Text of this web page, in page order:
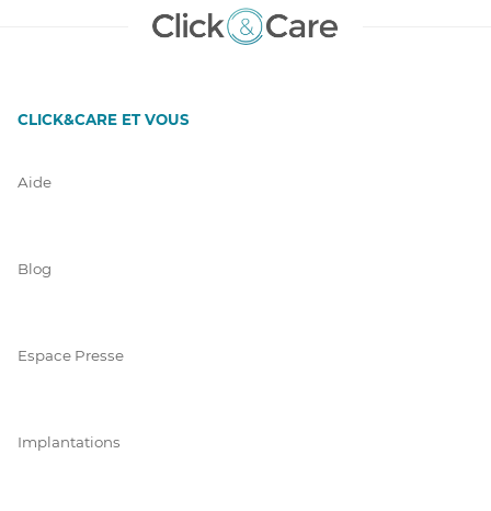
CLICK&CARE ET VOUS
Aide
Blog
Espace Presse
Implantations